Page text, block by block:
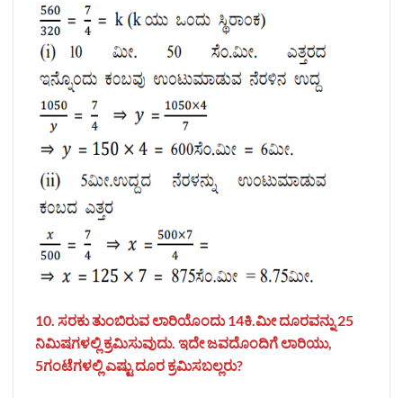
10. ಸರಕು ತುಂಬಿರುವ ಲಾರಿಯೊಂದು 14ಕಿ.ಮೀ ದೂರವನ್ನು 25
ನಿಮಿಷಗಳಲ್ಲಿ ಕ್ರಮಿಸುವುದು. ಇದೇ ಜವದೊಂದಿಗೆ ಲಾರಿಯು,
5ಗಂಟೆಗಳಲ್ಲಿ ಎಷ್ಟು ದೂರ ಕ್ರಮಿಸಬಲ್ಲರು?